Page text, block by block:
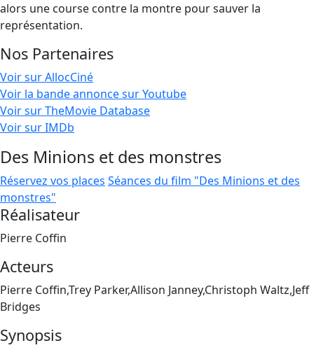
alors une course contre la montre pour sauver la
représentation.
Nos Partenaires
Voir sur AllocCiné
Voir la bande annonce sur Youtube
Voir sur TheMovie Database
Voir sur IMDb
Des Minions et des monstres
Réservez vos places Séances du film "Des Minions et des
monstres"
Réalisateur
Pierre Coffin
Acteurs
Pierre Coffin,Trey Parker,Allison Janney,Christoph Waltz,Jeff
Bridges
Synopsis